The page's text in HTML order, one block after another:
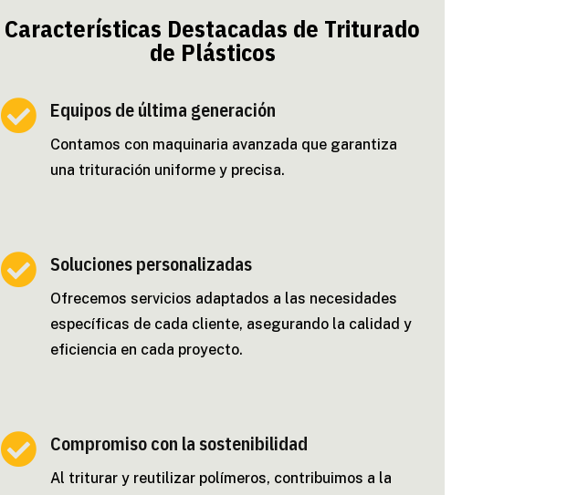
Características Destacadas de Triturado
de Plásticos
 Equipos de última generación
Contamos con maquinaria avanzada que garantiza
una trituración uniforme y precisa.
 Soluciones personalizadas
Ofrecemos servicios adaptados a las necesidades
específicas de cada cliente, asegurando la calidad y
eficiencia en cada proyecto.
 Compromiso con la sostenibilidad
Al triturar y reutilizar polímeros, contribuimos a la